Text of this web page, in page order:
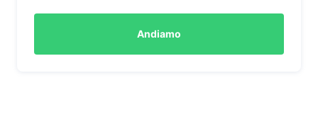
Andiamo